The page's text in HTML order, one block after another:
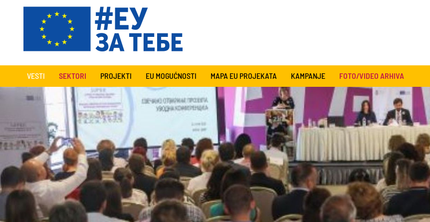
VESTI SEKTORI PROJEKTI EU MOGUĆNOSTI MAPA EU PROJEKATA KAMPANJE FOTO/VIDEO ARHIVA